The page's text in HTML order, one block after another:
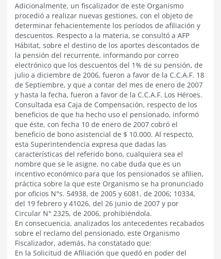
Adicionalmente, un fiscalizador de este Organismo
procedió a realizar nuevas gestiones, con el objeto de
determinar fehacientemente los períodos de afiliación y
descuentos. Respecto a la materia, se consultó a AFP
Hábitat, sobre el destino de los aportes descontados de
la pensión del recurrente, informando por correo
electrónico que los descuentos del 1% de su pensión, de
julio a diciembre de 2006, fueron a favor de la C.C.A.F. 18
de Septiembre, y que a contar del mes de enero de 2007
y hasta la fecha, fueron a favor de la C.C.A.F. Los Héroes.
Consultada esa Caja de Compensación, respecto de los
beneficios de que ha hecho uso el pensionado, informó
que éste, con fecha 10 de enero de 2007 cobró el
beneficio de bono asistencial de $ 10.000. Al respecto,
esta Superintendencia expresa que dadas las
características del referido bono, cualquiera sea el
nombre que se le asigne, no cabe duda que es un
incentivo económico para que los pensionados se afilien,
práctica sobre la que este Organismo se ha pronunciado
por oficios N°s. 54938, de 2005 y 6081, de 2006; 10334,
del 19 febrero y 41026, del 26 junio de 2007 y por
Circular N° 2325, de 2006, prohibiéndola.
En consecuencia, analizados los antecedentes recabados
sobre el reclamo del pensionado, este Organismo
Fiscalizador, además, ha constatado que:
En la Solicitud de Afiliación que quedó en poder del